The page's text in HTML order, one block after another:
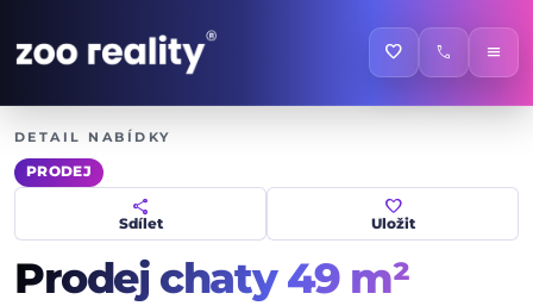
favorite call menu
DETAIL NABÍDKY
PRODEJ
share
Sdílet
favorite
Uložit
Prodej chaty49 m²